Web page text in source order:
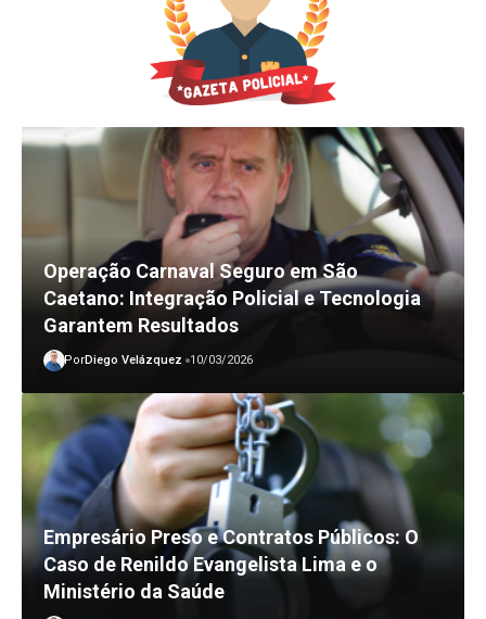
Operação Carnaval Seguro em São
Caetano: Integração Policial e Tecnologia
Garantem Resultados
PorDiego Velázquez 10/03/2026
Empresário Preso e Contratos Públicos: O
Caso de Renildo Evangelista Lima e o
Ministério da Saúde